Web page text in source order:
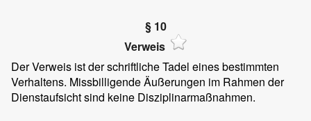
§ 10
Verweis
Der Verweis ist der schriftliche Tadel eines bestimmten
Verhaltens. Missbilligende Äußerungen im Rahmen der
Dienstaufsicht sind keine Disziplinarmaßnahmen.